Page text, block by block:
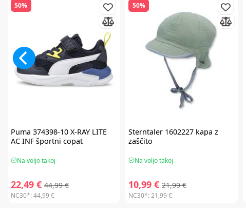
50%
Puma 374398-10 X-RAY LITE
AC INF športni copat
Na voljo takoj
22,49 € 44,99 €
NC30*:44,99 €
50%
Sterntaler 1602227 kapa z
zaščito
Na voljo takoj
10,99 € 21,99 €
NC30*:21,99 €